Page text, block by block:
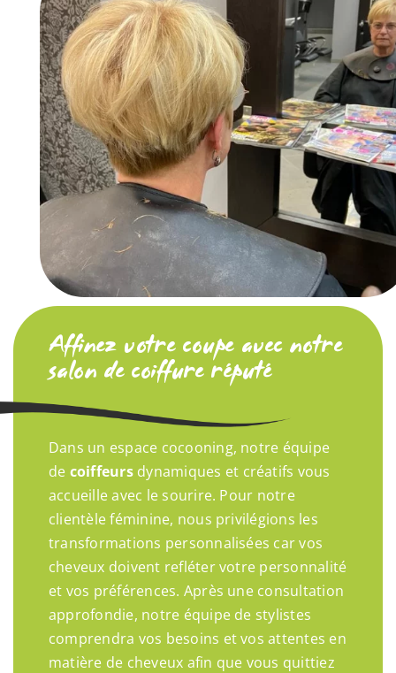
Affinez votre coupe avec notre
salon de coiffure réputé
Dans un espace cocooning, notre équipe
de coiffeursdynamiques et créatifs vous
accueille avec le sourire. Pour notre
clientèle féminine, nous privilégions les
transformations personnalisées car vos
cheveux doivent refléter votre personnalité
et vos préférences. Après une consultation
approfondie, notre équipe de stylistes
comprendra vos besoins et vos attentes en
matière de cheveux afin que vous quittiez